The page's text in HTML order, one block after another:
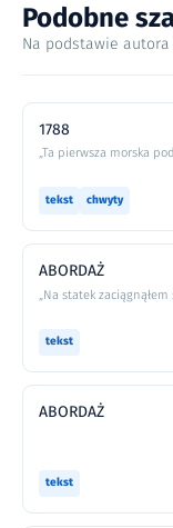
Podobne
Na podstawie
1788
„Ta pierwsza morska
tekst chwyty
ABORDAŻ
„Na statek zaciągnąłem
tekst
ABORDAŻ
tekst